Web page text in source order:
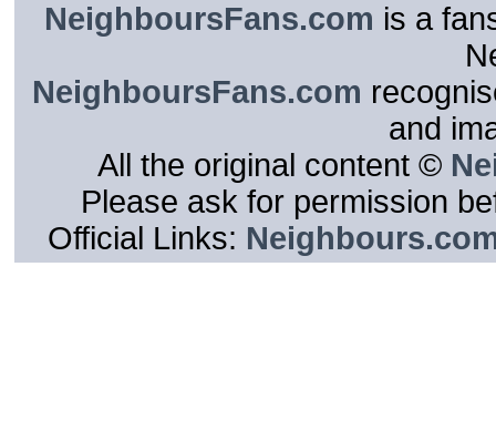
NeighboursFans.com is a
NeighboursFans.com
and
All the original content ©
Please ask for permission
Official Links: